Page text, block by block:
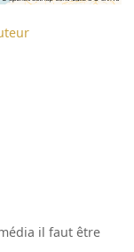
il faut être